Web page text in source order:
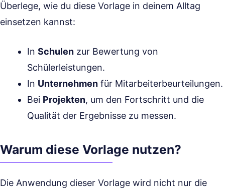
Überlege, wie du diese Vorlage in deinem Alltag
einsetzen kannst:
In Schulen zur Bewertung von
Schülerleistungen.
In Unternehmen für Mitarbeiterbeurteilungen.
Bei Projekten, um den Fortschritt und die
Qualität der Ergebnisse zu messen.
Warum diese Vorlage nutzen?
Die Anwendung dieser Vorlage wird nicht nur die